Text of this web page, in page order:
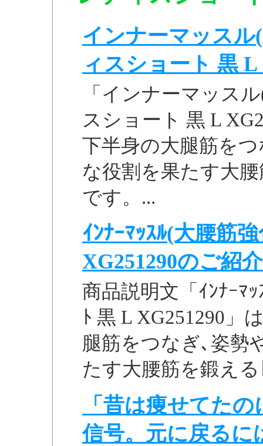
インナーマッス
ィスショート 黒 L
「インナーマッス
スショート 黒 L
下半身の大腿筋を
な役割を果たす大
です。...
ｲﾝﾅｰﾏｯｽﾙ(大腰筋
XG251290のご紹
商品説明文「ｲﾝﾅｰﾏ
ﾄ 黒 L XG251290」
腿筋をつなぎ､姿勢
たす大腰筋を鍛える
「昔は痩せてた
信号。元に戻るに